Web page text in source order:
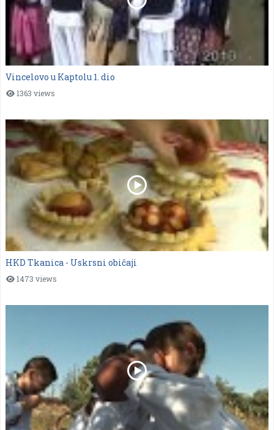
Vincelovo u Kaptolu 1. dio
1363 views
HKD Tkanica - Uskrsni običaji
1473 views